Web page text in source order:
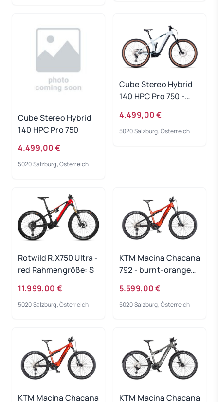
Cube Stereo Hybrid
140 HPC Pro 750
4.499,00 €
5020 Salzburg, Österreich
Cube Stereo Hybrid
140 HPC Pro 750 -
Rahmengröße: L
4.499,00 €
5020 Salzburg, Österreich
Rotwild R.X750 Ultra -
red Rahmengröße: S
11.999,00 €
5020 Salzburg, Österreich
KTM Macina Chacana
792 - burnt-orange
5.599,00 €
5020 Salzburg, Österreich
KTM Macina Chacana
KTM Macina Chacana